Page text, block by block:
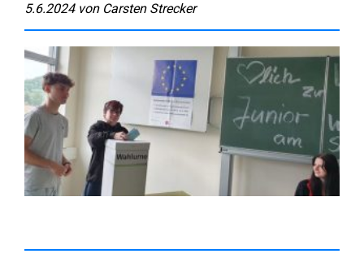
5.6.2024 von Carsten Strecker